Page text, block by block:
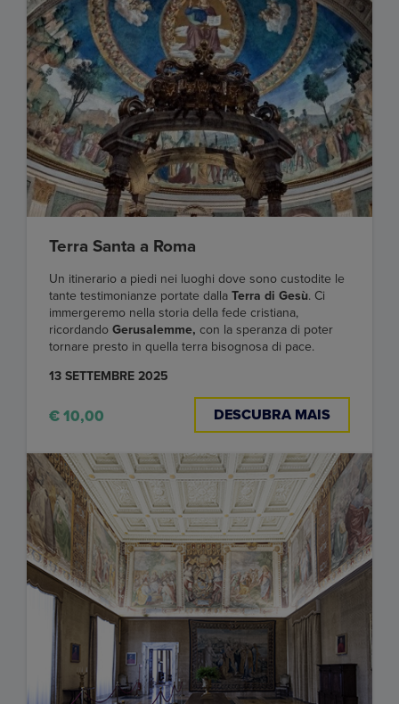
Terra Santa a Roma
Un itinerario a piedi nei luoghi dove sono custodite le
tante testimonianze portate dalla Terra di Gesù. Ci
immergeremo nella storia della fede cristiana,
ricordando Gerusalemme, con la speranza di poter
tornare presto in quella terra bisognosa di pace.
13 SETTEMBRE 2025
€ 10,00 DESCUBRA MAIS